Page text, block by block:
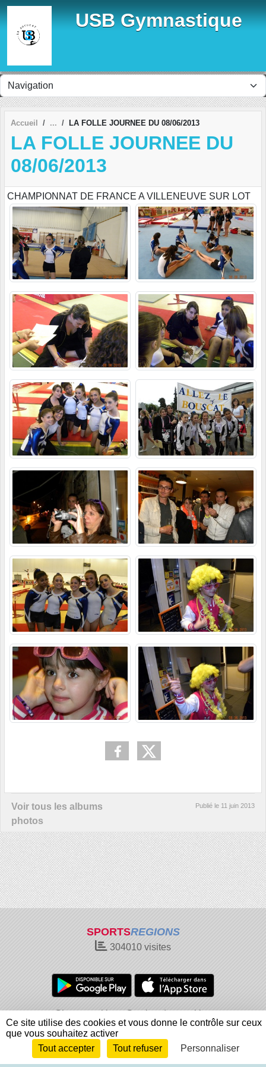
USB Gymnastique
Accueil LA FOLLE JOURNEE DU 08/06/2013
LA FOLLE JOURNEE DU
08/06/2013
CHAMPIONNAT DE FRANCE A VILLENEUVE SUR LOT
Voir tous les albums
photos
Publié le 11 juin 2013
SPORTSREGIONS
304010 visites
Charte cookies
Gestion des cookies
Informations légales
Signaler un contenu inapproprié
Envie de participer ? Connexion
Panneau de gestion des cookies
Ce site utilise des cookies et vous donne le contrôle sur ceux
que vous souhaitez activer
Tout accepter
Tout refuser Personnaliser